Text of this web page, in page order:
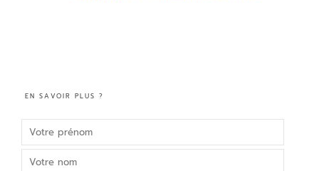
EN SAVOIR PLUS ?